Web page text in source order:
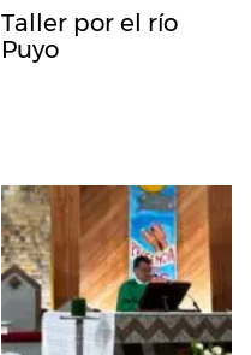
Taller por el río
Puyo